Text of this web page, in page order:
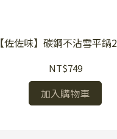
【佐佐味】碳鋼不沾雪平鍋
NT$749
加入購物車